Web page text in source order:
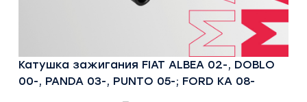
Катушка зажигания FIAT ALBEA 02-, DOBLO
00-, PANDA 03-, PUNTO 05-; FORD KA 08-